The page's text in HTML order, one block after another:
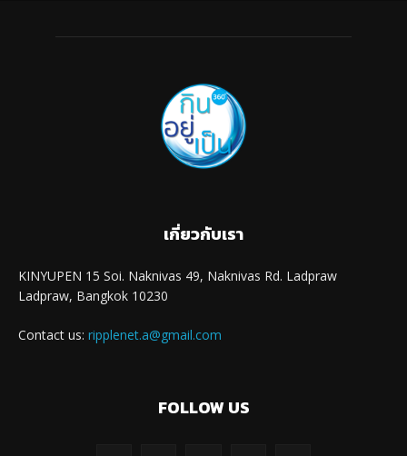
เกี่ยวกับเรา
KINYUPEN 15 Soi. Naknivas 49, Naknivas Rd. Ladpraw
Ladpraw, Bangkok 10230
Contact us: ripplenet.a@gmail.com
FOLLOW US